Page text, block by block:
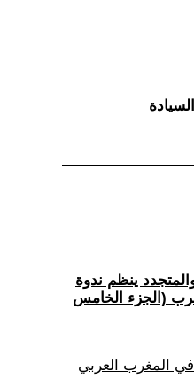
والمتجدد ينظم ندوة
(الجزء الخامس
في المغرب العربي